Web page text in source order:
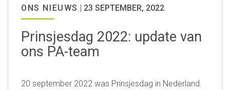
ONS NIEUWS | 23 SEPTEMBER, 2022
Prinsjesdag 2022: update van
ons PA-team
20 september 2022 was Prinsjesdag in Nederland.